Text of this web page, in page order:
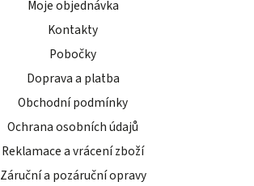
Moje objednávka
Kontakty
Pobočky
Doprava a platba
Obchodní podmínky
Ochrana osobních údajů
Reklamace a vrácení zboží
Záruční a pozáruční opravy